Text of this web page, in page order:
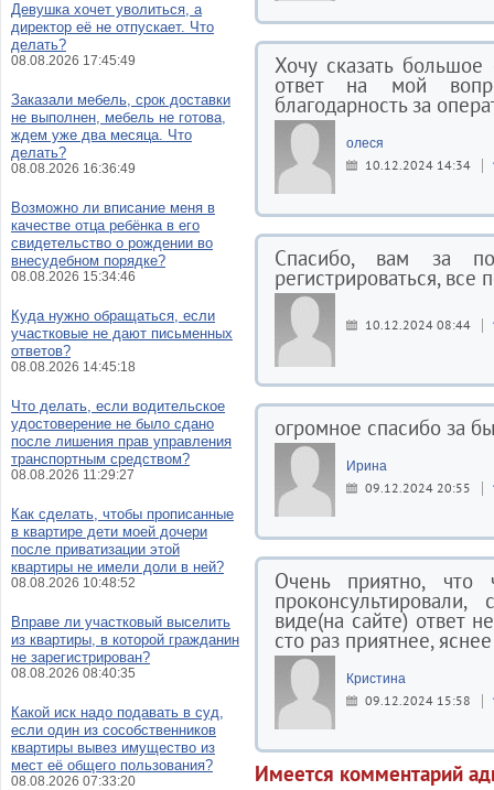
Хочу сказать
ответ на мой
благодарность за
олеся
10.12.2024 14:34
Спасибо, вам за
регистрироваться, все
10.12.2024 08:44
огромное спасибо за
Ирина
09.12.2024 20:55
Очень приятно, что
виде(на сайте) ответ
сто раз приятнее,
Кристина
09.12.2024 15:58
Имеется комментарий
Девушка хочет уволиться, а
директор её не отпускает. Что
делать?
08.08.2026 17:45:49
Заказали мебель, срок доставки
не выполнен, мебель не готова,
ждем уже два месяца. Что
делать?
08.08.2026 16:36:49
Возможно ли вписание меня в
качестве отца ребёнка в его
свидетельство о рождении во
внесудебном порядке?
08.08.2026 15:34:46
Куда нужно обращаться, если
участковые не дают письменных
ответов?
08.08.2026 14:45:18
Что делать, если водительское
удостоверение не было сдано
после лишения прав управления
транспортным средством?
08.08.2026 11:29:27
Как сделать, чтобы прописанные
в квартире дети моей дочери
после приватизации этой
квартиры не имели доли в ней?
08.08.2026 10:48:52
Вправе ли участковый выселить
из квартиры, в которой гражданин
не зарегистрирован?
08.08.2026 08:40:35
Какой иск надо подавать в суд,
если один из сособственников
квартиры вывез имущество из
мест её общего пользования?
08.08.2026 07:33:20